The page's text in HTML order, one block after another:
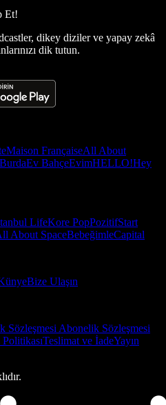
Et!
dikey diziler ve yapay zekâ
dik tutun.
Maison FrançaiseAll About
BurdaEv BahçeEvimHELLO!Hey
LifeKore PopPozitifStart
About SpaceBebeğimleCapital
Bize Ulaşın
Sözleşmesi Abonelik Sözleşmesi
Teslimat ve İadeYayın